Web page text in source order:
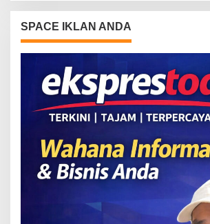
SPACE IKLAN ANDA